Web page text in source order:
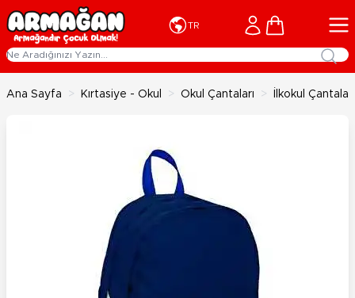
İçeriğe geç
TR Cart
Ana Sayfa > Kırtasiye - Okul > Okul Çantaları > İlkokul Çantaları